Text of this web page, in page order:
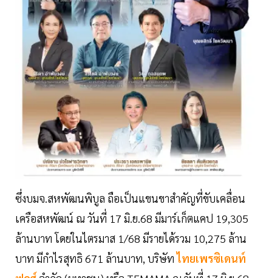
ซึ่งบมจ.สหพัฒนพิบูล ถือเป็นแขนขาสำคัญที่ขับเคลื่อน
เครือสหพัฒน์ ณ วันที่ 17 มิ.ย.68 มีมาร์เก็ตแคป 19,305
ล้านบาท โดยในไตรมาส 1/68 มีรายได้รวม 10,275 ล้าน
บาท มีกำไรสุทธิ 671 ล้านบาท, บริษัทไทยเพรซิเดนท์